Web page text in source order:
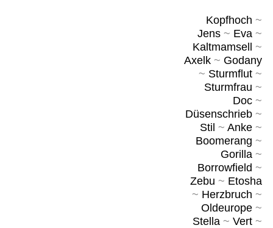
Kopfhoch ~
Jens~ Eva~
Kaltmamsell
~
Axelk~ Godany
~ Sturmflut~
Sturmfrau ~
Doc~
Düsenschrieb~
Stil ~ Anke~
Boomerang ~
Gorilla~
Borrowfield ~
Zebu ~ Etosha
~ Herzbruch ~
Oldeurope~
Stella~ Vert~